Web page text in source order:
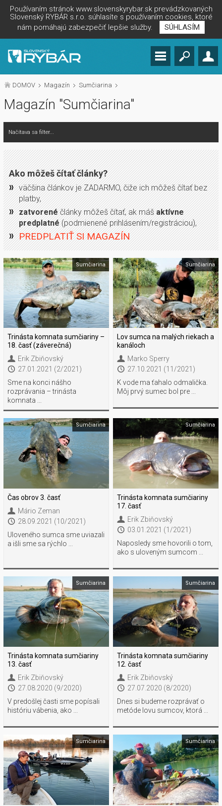
Používaním stránok www.slovenskyrybar.sk prevádzkovaných
Slovenský RYBÁR s.r.o. súhlasíte s používaním cookies, ktoré
nám pomáhajú zabezpečiť lepšie služby.
SÚHLASÍM
DOMOV Magazín Sumčiarina
Magazín "Sumčiarina"
Načítava sa filter...
Ako môžeš čítať články?
väčšina článkov je ZADARMO, čiže ich môžeš čítať bez
platby,
zatvorenéčlánky môžeš čítať, ak mášaktívne
predplatné(podmienené prihlásením/registráciou),
PREDPLATIŤ SI MAGAZÍN
Sumčiarina
Trinásta komnata sumčiariny –
18. časť (záverečná)
Erik Zbiňovský
27.01.2021 (2/2021)
Sme na konci nášho
rozprávania – trinásta
komnata ...
Sumčiarina
Lov sumca na malých riekach a
kanáloch
Marko Sperry
27.10.2021 (11/2021)
K vode ma ťahalo odmalička.
Môj prvý sumec bol pre ...
Sumčiarina
Čas obrov 3. časť
Mário Zeman
28.09.2021 (10/2021)
Uloveného sumca sme uviazali
a išli sme sa rýchlo ...
Sumčiarina
Trinásta komnata sumčiariny
17. časť
Erik Zbiňovský
03.01.2021 (1/2021)
Naposledy sme hovorili o tom,
ako s uloveným sumcom ...
Sumčiarina
Trinásta komnata sumčiariny
13. časť
Erik Zbiňovský
27.08.2020 (9/2020)
V predošlej časti sme popísali
históriu vábenia, ako ...
Sumčiarina
Trinásta komnata sumčiariny
12. časť
Erik Zbiňovský
27.07.2020 (8/2020)
Dnes si budeme rozprávať o
metóde lovu sumcov, ktorá ...
Sumčiarina Sumčiarina